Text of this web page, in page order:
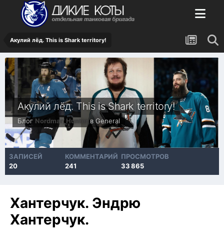
Акулий лёд. This is Shark territory!
Акулий лёд. This is Shark territory!
Блог Nordmar_Hunter вGeneral
ЗАПИСЕЙ
20
КОММЕНТАРИЙ
241
ПРОСМОТРОВ
33 865
Хантерчук. Эндрю
Хантерчук.